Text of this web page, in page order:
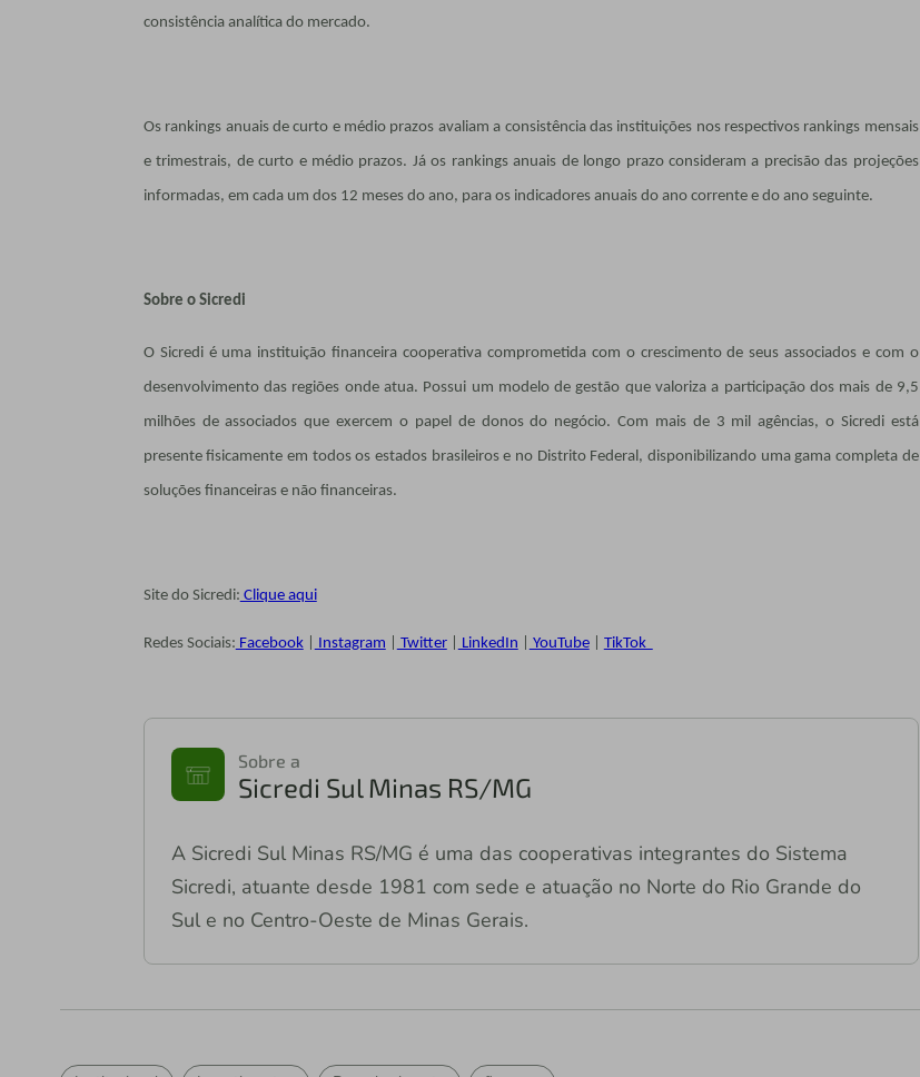
consistência analítica do mercado.
Os rankings anuais de curto e médio prazos avaliam a consistência das instituições nos respectivos rankings mensais
e trimestrais, de curto e médio prazos. Já os rankings anuais de longo prazo consideram a precisão das projeções
informadas, em cada um dos 12 meses do ano, para os indicadores anuais do ano corrente e do ano seguinte.
Sobre o Sicredi
O Sicredi é uma instituição financeira cooperativa comprometida com o crescimento de seus associados e com o
desenvolvimento das regiões onde atua. Possui um modelo de gestão que valoriza a participação dos mais de 9,5
milhões de associados que exercem o papel de donos do negócio. Com mais de 3 mil agências, o Sicredi está
presente fisicamente em todos os estados brasileiros e no Distrito Federal, disponibilizando uma gama completa de
soluções financeiras e não financeiras.
Site do Sicredi: Clique aqui
Redes Sociais: Facebook| Instagram Twitter| LinkedIn YouTube| TikTok
Sobre a
Sicredi Sul Minas RS/MG
A Sicredi Sul Minas RS/MG é uma das cooperativas integrantes do Sistema
Sicredi, atuante desde 1981 com sede e atuação no Norte do Rio Grande do
Sul e no Centro-Oeste de Minas Gerais.